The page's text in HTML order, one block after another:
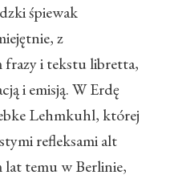
śpiewak
z
frazy i tekstu libretta,
i emisją. W Erdę
Lehmkuhl, której
refleksami alt
lat temu w Berlinie,